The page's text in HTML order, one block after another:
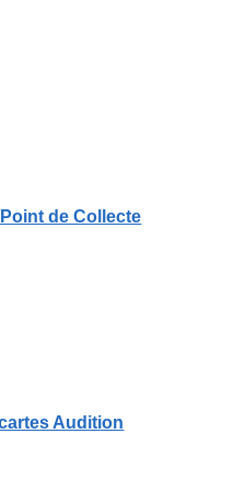
de Collecte
Audition